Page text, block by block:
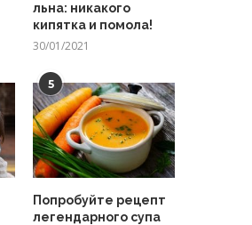
льна: никакого
кипятка и помола!
30/01/2021
5
Попробуйте рецепт
легендарного супа